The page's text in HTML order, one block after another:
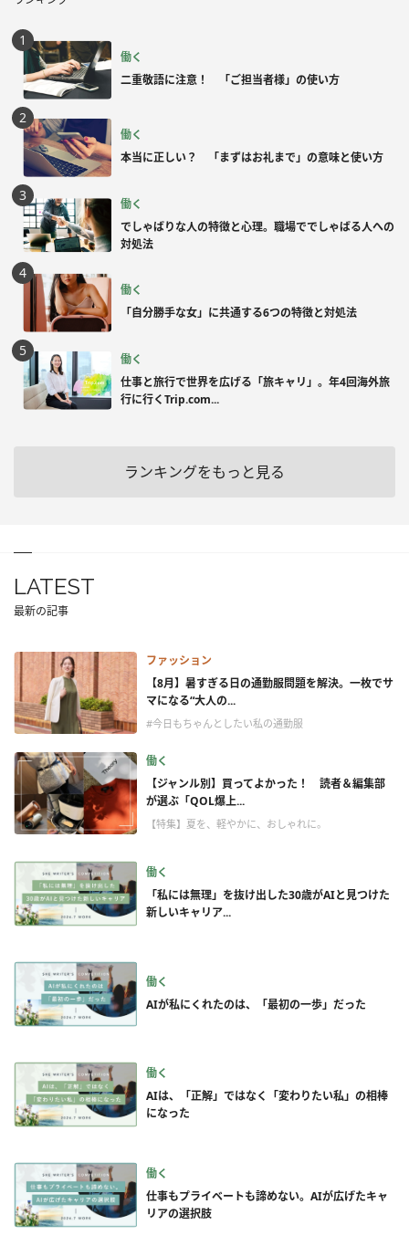
働く
二重敬語に注意！ 「ご担当者様」の使い方
働く
本当に正しい？ 「まずはお礼まで」の意味と使い方
働く
でしゃばりな人の特徴と心理。職場ででしゃばる人への
対処法
働く
「自分勝手な女」に共通する6つの特徴と対処法
働く
仕事と旅行で世界を広げる「旅キャリ」。年4回海外旅
行に行くTrip.com...
ランキングをもっと見る
LATEST
最新の記事
ファッション
【8月】暑すぎる日の通勤服問題を解決。一枚でサ
マになる“大人の...
#今日もちゃんとしたい私の通勤服
働く
【ジャンル別】買ってよかった！ 読者＆編集部
が選ぶ「QOL爆上...
【特集】夏を、軽やかに、おしゃれに。
働く
「私には無理」を抜け出した30歳がAIと見つけた
新しいキャリア...
働く
AIが私にくれたのは、「最初の一歩」だった
働く
AIは、「正解」ではなく「変わりたい私」の相棒
になった
働く
仕事もプライベートも諦めない。AIが広げたキャ
リアの選択肢